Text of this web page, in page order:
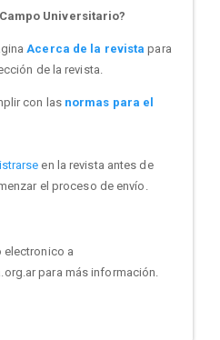
Universitario?
Acerca de la revista para
de la revista.
con las normas para el
en la revista antes de
el proceso de envío.
electronico a
para más información.